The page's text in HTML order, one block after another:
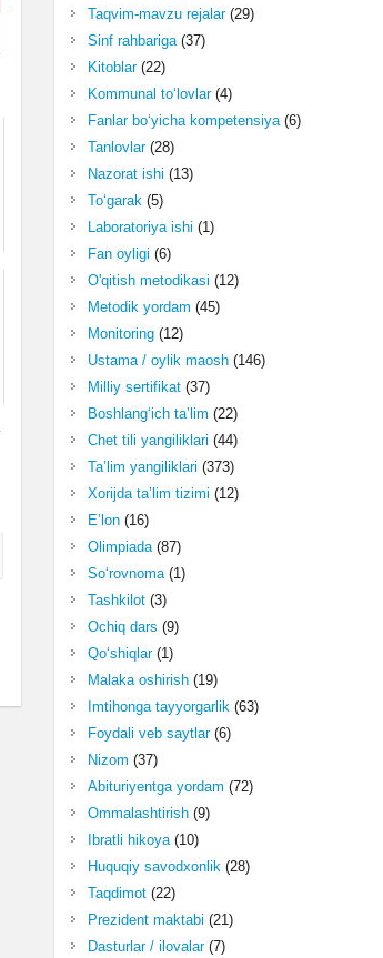
Taqvim-mavzu rejalar(29)
Sinf rahbariga(37)
Kitoblar(22)
Kommunal to‘lovlar(4)
Fanlar bo‘yicha kompetensiya(6)
Tanlovlar(28)
Nazorat ishi (13)
To‘garak(5)
Laboratoriya ishi (1)
Fan oyligi (6)
O'qitish metodikasi (12)
Metodik yordam (45)
Monitoring(12)
Ustama / oylik maosh(146)
Milliy sertifikat(37)
Boshlang‘ich ta’lim (22)
Chet tili yangiliklari (44)
Ta’lim yangiliklari (373)
Xorijda ta’lim tizimi (12)
E’lon(16)
Olimpiada(87)
So‘rovnoma(1)
Tashkilot(3)
Ochiq dars (9)
Qo‘shiqlar(1)
Malaka oshirish(19)
Imtihonga tayyorgarlik(63)
Foydali veb saytlar(6)
Nizom (37)
Abituriyentga yordam (72)
Ommalashtirish(9)
Ibratli hikoya(10)
Huquqiy savodxonlik(28)
Taqdimot(22)
Prezident maktabi (21)
Dasturlar / ilovalar(7)